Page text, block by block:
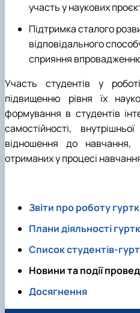
участь у наукових
Підтримка сталого
відповідального
сприяння
Участь студентів у
підвищенню рівня їх
формування в студентів
самостійності,
відношення до навчання,
отриманих у процесі
Звіти про роботу
Плани діяльності
Список студентів-
Новини та події
Досягнення